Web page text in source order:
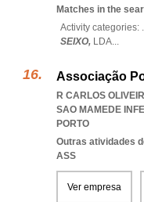
Matches in the
Activity categories:
SEIXO, LDA...
Associação
R CARLOS
SAO MAMEDE
PORTO
Outras atividades
ASS
Ver empresa